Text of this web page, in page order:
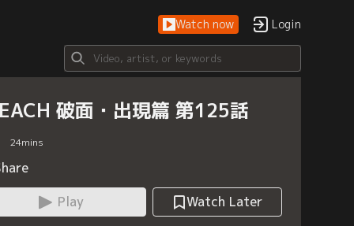
Watch now Login
破面・出現篇 第125話
24mins
Play
Watch Later